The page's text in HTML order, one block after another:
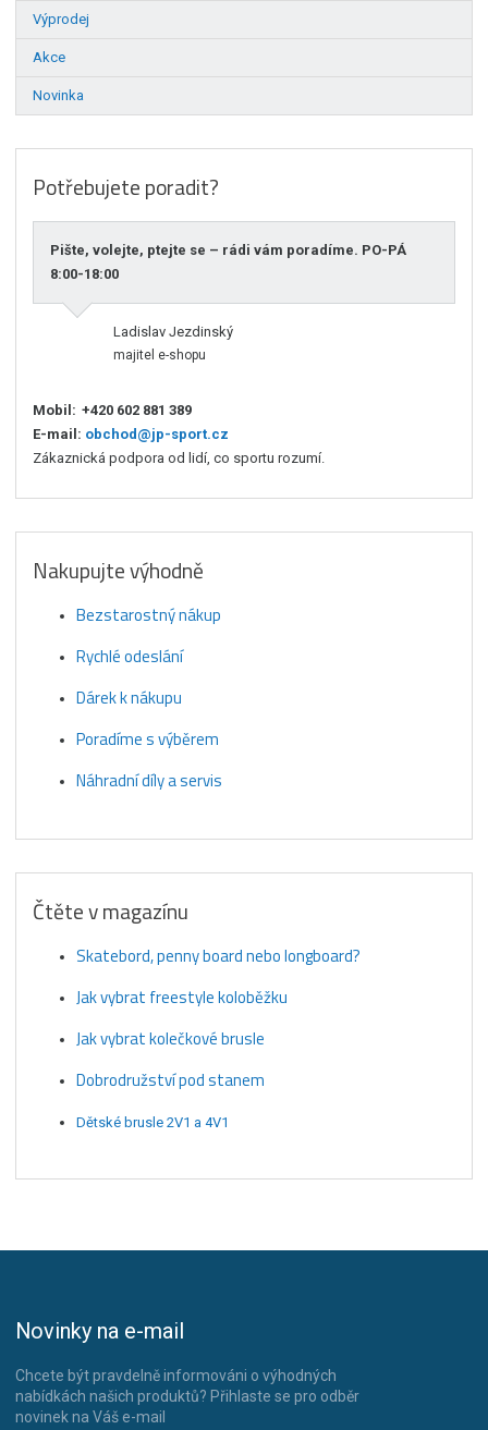
Výprodej
Akce
Novinka
Potřebujete poradit?
Pište, volejte, ptejte se – rádi vám poradíme. PO-PÁ
8:00-18:00
Ladislav Jezdinský
majitel e-shopu
Mobil: +420 602 881 389
E-mail: obchod@jp-sport.cz
Zákaznická podpora od lidí, co sportu rozumí.
Nakupujte výhodně
Bezstarostný nákup
Rychlé odeslání
Dárek k nákupu
Poradíme s výběrem
Náhradní díly a servis
Čtěte v magazínu
Skatebord, penny board nebo longboard?
Jak vybrat freestyle koloběžku
Jak vybrat kolečkové brusle
Dobrodružství pod stanem
Dětské brusle 2V1 a 4V1
Novinky na e-mail
Chcete být pravdelně informováni o výhodných
nabídkách našich produktů? Přihlaste se pro odběr
novinek na Váš e-mail